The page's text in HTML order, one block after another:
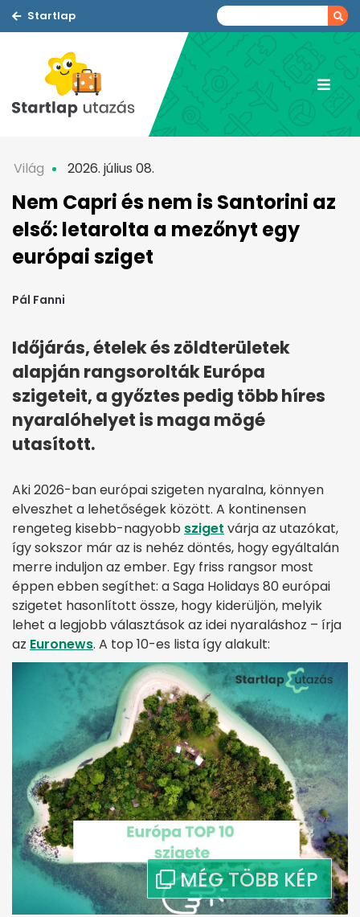
Startlap
Világ 2026. július 08.
Nem Capri és nem is Santorini az
első: letarolta a mezőnyt egy
európai sziget
Pál Fanni
Időjárás, ételek és zöldterületek
alapján rangsorolták Európa
szigeteit, a győztes pedig több híres
nyaralóhelyet is maga mögé
utasított.
Aki 2026-ban európai szigeten nyaralna, könnyen
elveszhet a lehetőségek között. A kontinensen
rengeteg kisebb-nagyobb sziget várja az utazókat,
így sokszor már az is nehéz döntés, hogy egyáltalán
merre induljon az ember. Egy friss rangsor most
éppen ebben segíthet: a Saga Holidays 80 európai
szigetet hasonlított össze, hogy kiderüljön, melyik
lehet a legjobb választások az idei nyaraláshoz – írja
az Euronews. A top 10-es lista így alakult: